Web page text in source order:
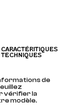
CARACTÉRITIQUES
TECHNIQUES
de
vérifier la
modèle.